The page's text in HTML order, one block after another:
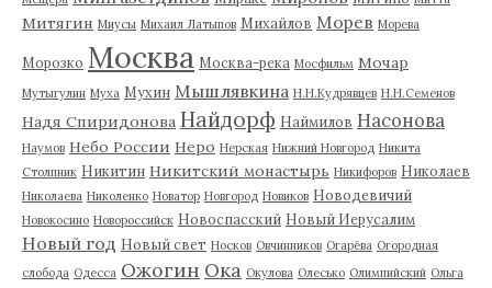
Митягин Миусы Михаил Латыпов Михайлов Морев Морева
Морозко Москва Москва-река Мосфильм Мочар
Мутыгулин Муха Мухин Мышлявкина Н.Н.Кудрявцев Н.Н.Семенов
Надя Спиридонова Найдорф Наймилов Насонова
Наумов Небо России Неро Нерская Нижний Новгород Никита
Столпник Никитин Никитский монастырь Никифоров Николаев
Николаева Николенко Новатор Новгород Новиков Новодевичий
Новокосино Новороссийск Новоспасский Новый Иерусалим
Новый год Новый свет Носков Овчинников Огарёва Огородная
слобода Одесса Ожогин Ока Окулова Олесько Олимпийский Ольга